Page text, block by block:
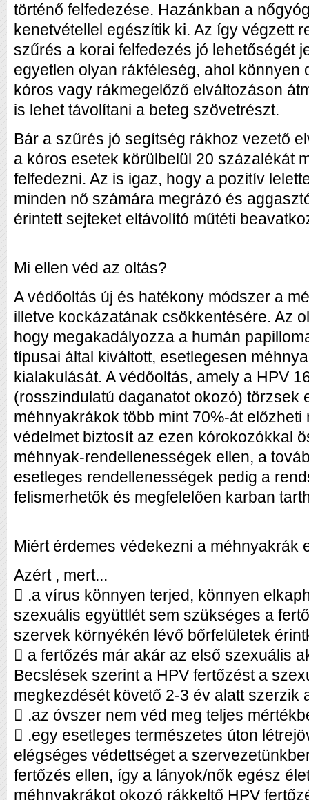
történő felfedezése. Hazánkban a
kenetvétellel egészítik ki. Az így végzett
szűrés a korai felfedezés jó lehetőségét
egyetlen olyan rákféleség, ahol könnyen
kóros vagy rákmegelőző elváltozáson
is lehet távolítani a beteg szövetrészt.
Bár a szűrés jó segítség rákhoz vezető
a kóros esetek körülbelül 20 százalékát
felfedezni. Az is igaz, hogy a pozitív
minden nő számára megrázó és
érintett sejteket eltávolító műtéti
Mi ellen véd az oltás?
A védőoltás új és hatékony módszer a
illetve kockázatának csökkentésére. Az
hogy megakadályozza a humán
típusai által kiváltott, esetlegesen
kialakulását. A védőoltás, amely a HPV
(rosszindulatú daganatot okozó) törzsek
méhnyakrákok több mint 70%-át előzheti
védelmet biztosít az ezen kórokozókkal
méhnyak-rendellenességek ellen, a
esetleges rendellenességek pedig a
felismerhetők és megfelelően karban
Miért érdemes védekezni a méhnyakrák
Azért , mert...
 .a vírus könnyen terjed, könnyen
szexuális együttlét sem szükséges a
szervek környékén lévő bőrfelületek
 a fertőzés már akár az első szexuális
Becslések szerint a HPV fertőzést a
megkezdését követő 2-3 év alatt szerzik
 .az óvszer nem véd meg teljes
 .egy esetleges természetes úton
elégséges védettséget a
fertőzés ellen, így a lányok/nők egész
méhnyakrákot okozó rákkeltő HPV